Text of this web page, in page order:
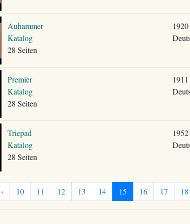
Auhammer
Katalog
28 Seiten
Premier
Katalog
28 Seiten
1911
Triepad
Katalog
28 Seiten
1952
‹ 10 11 12 13 14 15 16 17 18